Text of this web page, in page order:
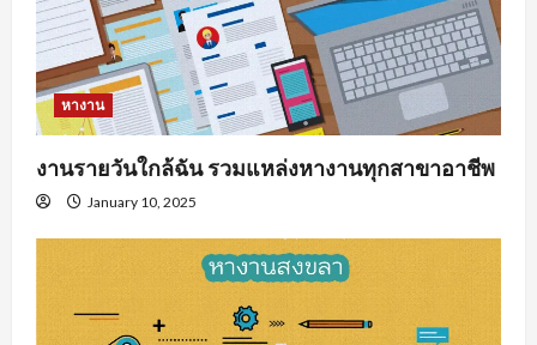
หางาน
งานรายวันใกล้ฉัน รวมแหล่งหางานทุกสาขาอาชีพ
January 10, 2025